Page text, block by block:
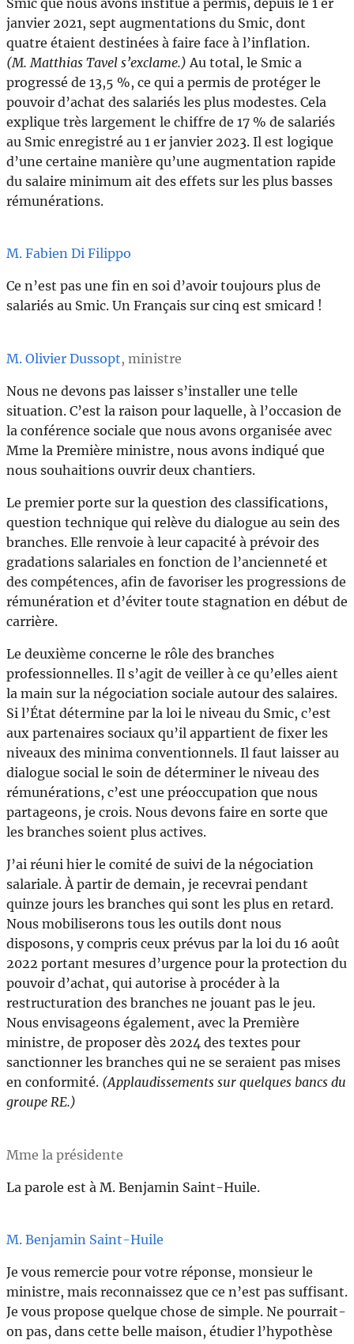
janvier 2021, sept augmentations du Smic, dont
quatre étaient destinées à faire face à l’inflation.
(M. Matthias Tavel s’exclame.) Au total, le Smic a
progressé de 13,5 %, ce qui a permis de protéger le
pouvoir d’achat des salariés les plus modestes. Cela
explique très largement le chiffre de 17 % de salariés
au Smic enregistré au 1 er janvier 2023. Il est logique
d’une certaine manière qu’une augmentation rapide
du salaire minimum ait des effets sur les plus basses
rémunérations.
M. Fabien Di Filippo
Ce n’est pas une fin en soi d’avoir toujours plus de
salariés au Smic. Un Français sur cinq est smicard !
M. Olivier Dussopt, ministre
Nous ne devons pas laisser s’installer une telle
situation. C’est la raison pour laquelle, à l’occasion de
la conférence sociale que nous avons organisée avec
Mme la Première ministre, nous avons indiqué que
nous souhaitions ouvrir deux chantiers.
Le premier porte sur la question des classifications,
question technique qui relève du dialogue au sein des
branches. Elle renvoie à leur capacité à prévoir des
gradations salariales en fonction de l’ancienneté et
des compétences, afin de favoriser les progressions de
rémunération et d’éviter toute stagnation en début de
carrière.
Le deuxième concerne le rôle des branches
professionnelles. Il s’agit de veiller à ce qu’elles aient
la main sur la négociation sociale autour des salaires.
Si l’État détermine par la loi le niveau du Smic, c’est
aux partenaires sociaux qu’il appartient de fixer les
niveaux des minima conventionnels. Il faut laisser au
dialogue social le soin de déterminer le niveau des
rémunérations, c’est une préoccupation que nous
partageons, je crois. Nous devons faire en sorte que
les branches soient plus actives.
J’ai réuni hier le comité de suivi de la négociation
salariale. À partir de demain, je recevrai pendant
quinze jours les branches qui sont les plus en retard.
Nous mobiliserons tous les outils dont nous
disposons, y compris ceux prévus par la loi du 16 août
2022 portant mesures d’urgence pour la protection du
pouvoir d’achat, qui autorise à procéder à la
restructuration des branches ne jouant pas le jeu.
Nous envisageons également, avec la Première
ministre, de proposer dès 2024 des textes pour
sanctionner les branches qui ne se seraient pas mises
en conformité. (Applaudissements sur quelques bancs du
groupe RE.)
Mme la présidente
La parole est à M. Benjamin Saint-Huile.
M. Benjamin Saint-Huile
Je vous remercie pour votre réponse, monsieur le
ministre, mais reconnaissez que ce n’est pas suffisant.
Je vous propose quelque chose de simple. Ne pourrait-
on pas, dans cette belle maison, étudier l’hypothèse